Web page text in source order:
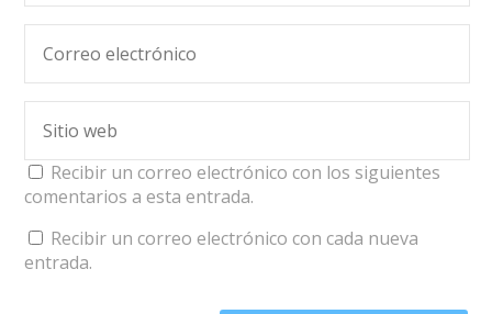
Recibir un correo electrónico con los siguientes
comentarios a esta entrada.
Recibir un correo electrónico con cada nueva
entrada.